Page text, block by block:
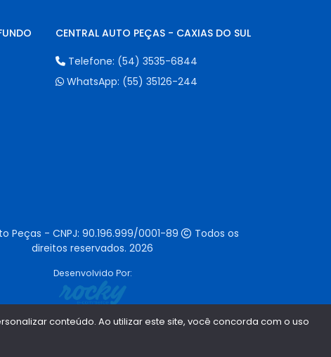
CENTRAL AUTO PEÇAS - CAXIAS DO SUL
Telefone: (54) 3535-6844
WhatsApp: (55) 35126-244
Peças - CNPJ: 90.196.999/0001-89
Todos os
direitos reservados. 2026
Desenvolvido Por:
conteúdo. Ao utilizar este site, você concorda com o uso